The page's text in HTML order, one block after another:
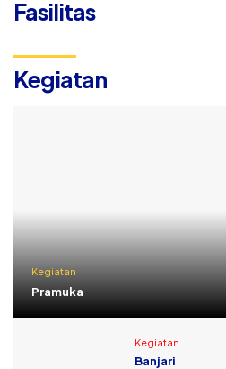
Fasilitas
Kegiatan
Kegiatan
Pramuka
Kegiatan
Banjari